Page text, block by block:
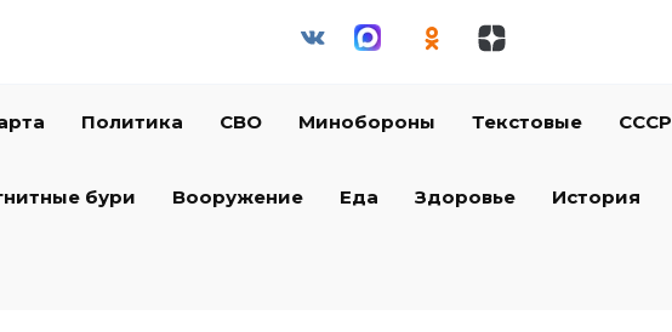
Политика СВО Минобороны Текстовые СССР
бури Вооружение Еда Здоровье История